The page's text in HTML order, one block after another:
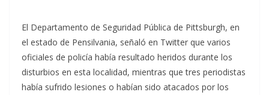
El Departamento de Seguridad Pública de Pittsburgh, en
el estado de Pensilvania, señaló en Twitter que varios
oficiales de policía había resultado heridos durante los
disturbios en esta localidad, mientras que tres periodistas
había sufrido lesiones o habían sido atacados por los